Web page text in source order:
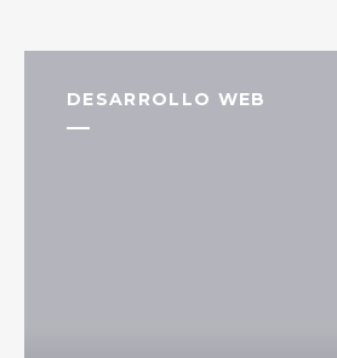
DESARROLLO WEB